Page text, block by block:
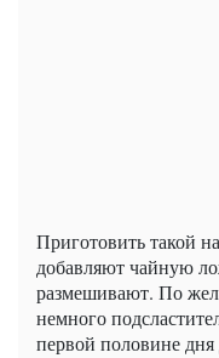
Приготовить такой
добавляют чайную
размешивают. По
немного
первой половине